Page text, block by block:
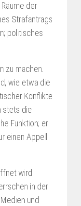
der
Strafantrags
politisches
zu machen.
wie etwa die
Konflikte
stets die
Funktion; er
einen Appell
wird.
in der
und